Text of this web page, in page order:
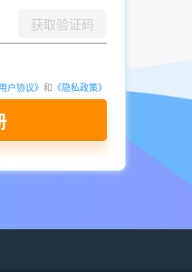
获取验证码
户协议》 和 《隐私政策》